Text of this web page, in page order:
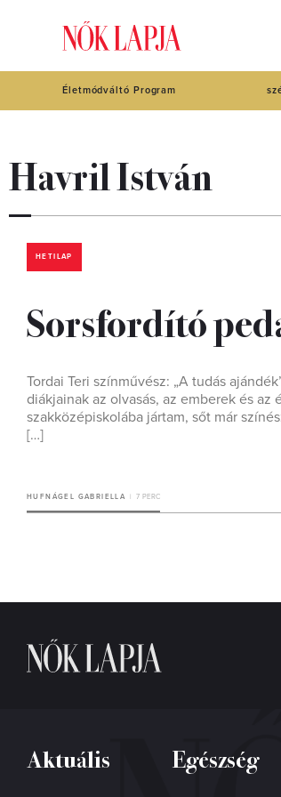
Életmódváltó Program
Havril István
HETILAP
Sorsfordító
Tordai Teri színművész: „A tudás
diákjainak az olvasás, az emberek és
szakközépiskolába jártam, sőt már
[…]
HUFNÁGEL GABRIELLA 7 PERC
Aktuális Egészség